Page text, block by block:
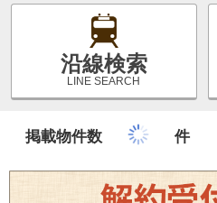
沿線検索
LINE SEARCH
掲載物件数 件